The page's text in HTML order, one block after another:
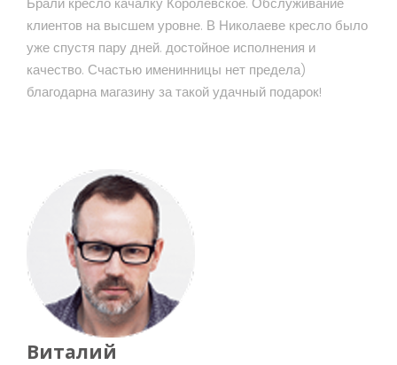
клиентов на высшем уровне. В Николаеве кресло было
уже спустя пару дней. достойное исполнения и
качество. Счастью именинницы нет предела)
благодарна магазину за такой удачный подарок!
Виталий